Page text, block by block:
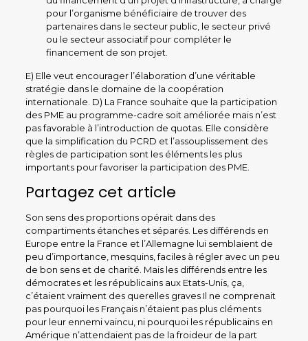
pour l’organisme bénéficiaire de trouver des
partenaires dans le secteur public, le secteur privé
ou le secteur associatif pour compléter le
financement de son projet.
E) Elle veut encourager l’élaboration d’une véritable
stratégie dans le domaine de la coopération
internationale. D) La France souhaite que la participation
des PME au programme-cadre soit améliorée mais n’est
pas favorable à l’introduction de quotas. Elle considère
que la simplification du PCRD et l’assouplissement des
règles de participation sont les éléments les plus
importants pour favoriser la participation des PME.
Partagez cet article
Son sens des proportions opérait dans des
compartiments étanches et séparés. Les différends en
Europe entre la France et l’Allemagne lui semblaient de
peu d’importance, mesquins, faciles à régler avec un peu
de bon sens et de charité. Mais les différends entre les
démocrates et les républicains aux Etats-Unis, ça,
c’étaient vraiment des querelles graves Il ne comprenait
pas pourquoi les Français n’étaient pas plus cléments
pour leur ennemi vaincu, ni pourquoi les républicains en
Amérique n’attendaient pas de la froideur de la part